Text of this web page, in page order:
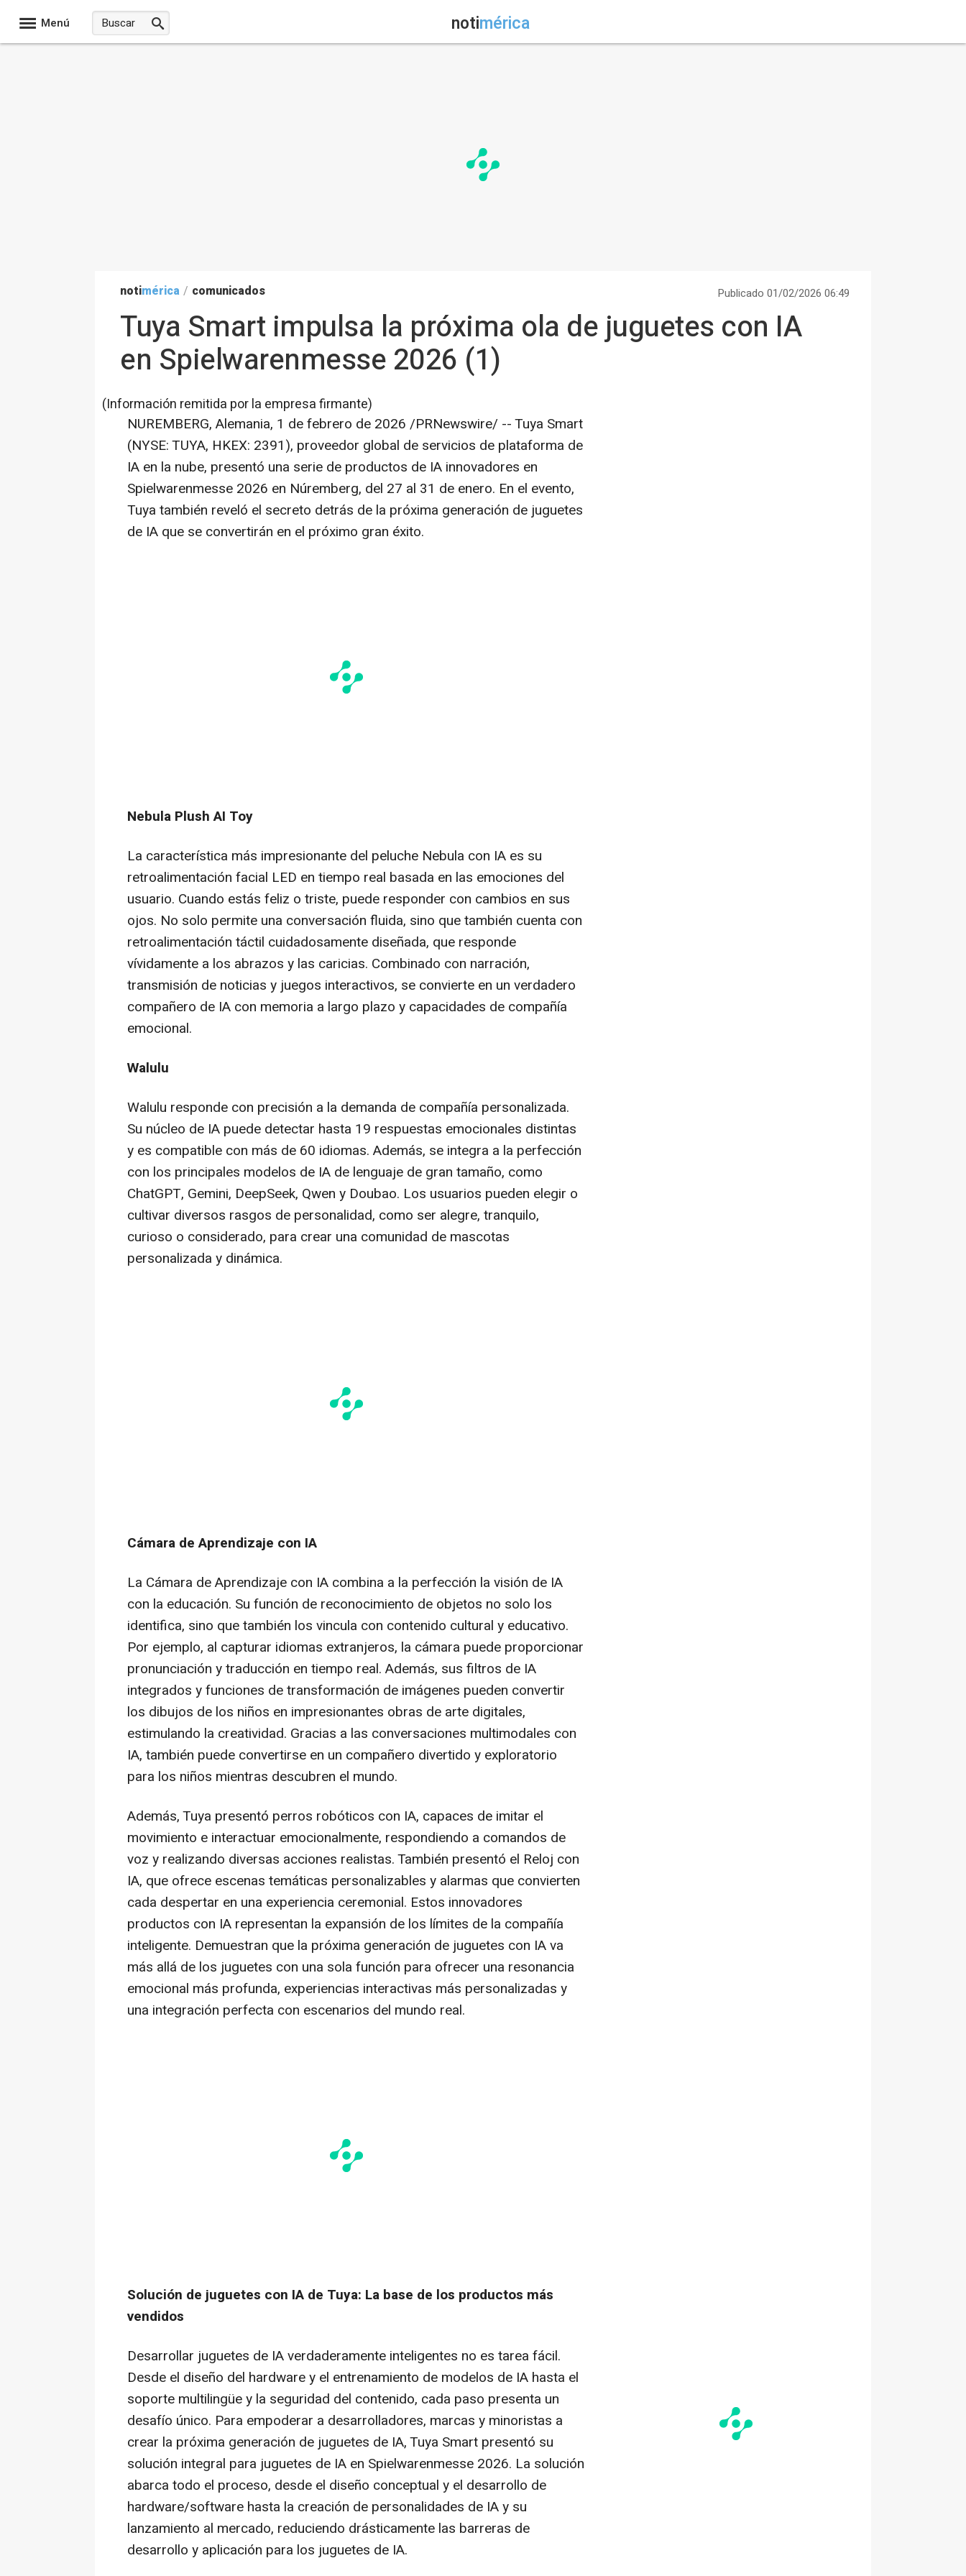
Menú notimérica
notimérica / comunicados Publicado 01/02/2026 06:49
Tuya Smart impulsa la próxima ola de juguetes con IA
en Spielwarenmesse 2026 (1)
(Información remitida por la empresa firmante)
NUREMBERG, Alemania, 1 de febrero de 2026 /PRNewswire/ -- Tuya Smart
(NYSE: TUYA, HKEX: 2391), proveedor global de servicios de plataforma de
IA en la nube, presentó una serie de productos de IA innovadores en
Spielwarenmesse 2026 en Núremberg, del 27 al 31 de enero. En el evento,
Tuya también reveló el secreto detrás de la próxima generación de juguetes
de IA que se convertirán en el próximo gran éxito.
Nebula Plush AI Toy
La característica más impresionante del peluche Nebula con IA es su
retroalimentación facial LED en tiempo real basada en las emociones del
usuario. Cuando estás feliz o triste, puede responder con cambios en sus
ojos. No solo permite una conversación fluida, sino que también cuenta con
retroalimentación táctil cuidadosamente diseñada, que responde
vívidamente a los abrazos y las caricias. Combinado con narración,
transmisión de noticias y juegos interactivos, se convierte en un verdadero
compañero de IA con memoria a largo plazo y capacidades de compañía
emocional.
Walulu
Walulu responde con precisión a la demanda de compañía personalizada.
Su núcleo de IA puede detectar hasta 19 respuestas emocionales distintas
y es compatible con más de 60 idiomas. Además, se integra a la perfección
con los principales modelos de IA de lenguaje de gran tamaño, como
ChatGPT, Gemini, DeepSeek, Qwen y Doubao. Los usuarios pueden elegir o
cultivar diversos rasgos de personalidad, como ser alegre, tranquilo,
curioso o considerado, para crear una comunidad de mascotas
personalizada y dinámica.
Cámara de Aprendizaje con IA
La Cámara de Aprendizaje con IA combina a la perfección la visión de IA
con la educación. Su función de reconocimiento de objetos no solo los
identifica, sino que también los vincula con contenido cultural y educativo.
Por ejemplo, al capturar idiomas extranjeros, la cámara puede proporcionar
pronunciación y traducción en tiempo real. Además, sus filtros de IA
integrados y funciones de transformación de imágenes pueden convertir
los dibujos de los niños en impresionantes obras de arte digitales,
estimulando la creatividad. Gracias a las conversaciones multimodales con
IA, también puede convertirse en un compañero divertido y exploratorio
para los niños mientras descubren el mundo.
Además, Tuya presentó perros robóticos con IA, capaces de imitar el
movimiento e interactuar emocionalmente, respondiendo a comandos de
voz y realizando diversas acciones realistas. También presentó el Reloj con
IA, que ofrece escenas temáticas personalizables y alarmas que convierten
cada despertar en una experiencia ceremonial. Estos innovadores
productos con IA representan la expansión de los límites de la compañía
inteligente. Demuestran que la próxima generación de juguetes con IA va
más allá de los juguetes con una sola función para ofrecer una resonancia
emocional más profunda, experiencias interactivas más personalizadas y
una integración perfecta con escenarios del mundo real.
Solución de juguetes con IA de Tuya: La base de los productos más
vendidos
Desarrollar juguetes de IA verdaderamente inteligentes no es tarea fácil.
Desde el diseño del hardware y el entrenamiento de modelos de IA hasta el
soporte multilingüe y la seguridad del contenido, cada paso presenta un
desafío único. Para empoderar a desarrolladores, marcas y minoristas a
crear la próxima generación de juguetes de IA, Tuya Smart presentó su
solución integral para juguetes de IA en Spielwarenmesse 2026. La solución
abarca todo el proceso, desde el diseño conceptual y el desarrollo de
hardware/software hasta la creación de personalidades de IA y su
lanzamiento al mercado, reduciendo drásticamente las barreras de
desarrollo y aplicación para los juguetes de IA.